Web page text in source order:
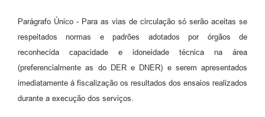
Parágrafo Único - Para as vias de circulação só serão aceitas se
respeitados normas e padrões adotados por órgãos de
reconhecida capacidade e idoneidade técnica na área
(preferencialmente as do DER e DNER) e serem apresentados
imediatamente à fiscalização os resultados dos ensaios realizados
durante a execução dos serviços.